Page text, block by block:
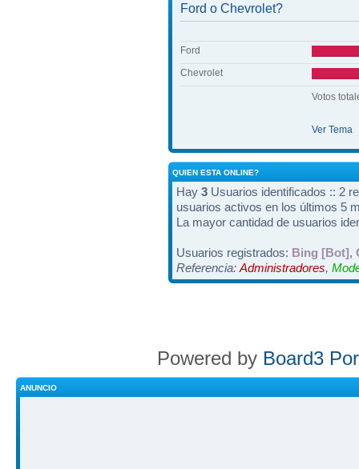
Ford o Chevrolet?
Ford
Chevrolet
Votos
Ver Tema
QUIEN ESTA ONLINE?
Hay 3 Usuarios identificados :: 2
usuarios activos en los últimos 5
La mayor cantidad de usuarios
Usuarios registrados: Bing [Bot] ,
Referencia: Administradores,
Powered by Board3
ANUNCIO